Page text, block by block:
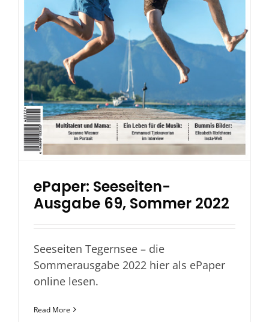
ePaper: Seeseiten-
Ausgabe 69, Sommer 2022
Seeseiten Tegernsee – die
Sommerausgabe 2022 hier als ePaper
online lesen.
Read More